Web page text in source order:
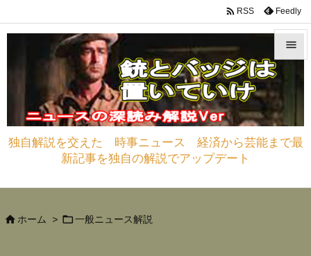
独自解説を交えた 時事ニュース 経済から芸能まで最
新記事を独自の解説でアップデート


サイド


 RSS Feedly
 ホーム >  一般ニュース解説